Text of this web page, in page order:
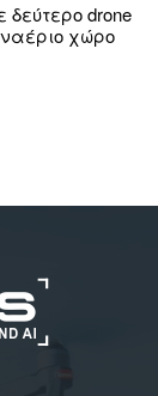
drone
χώρο